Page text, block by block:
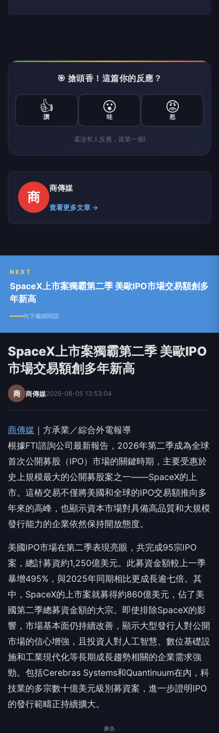
🎯 搶頭香！這篇你的反應？
👍
讚
😮
哇
😡
怒
還沒有人反應，當第一個!
商
商傳媒
查看更多文章 →
NEXT
SpaceX上市案獨霸第二季 美歐IPO市場交易額創多
年新高
向下繼續閱讀
SpaceX上市案獨霸第二季 美歐IPO
市場交易額創多年新高
商 商傳媒2026-08-05 13:53:04
商傳媒 ｜方承業／綜合外電報導
根據FTI諮詢公司最新報告，2026年第二季成為全球
首次公開募股（IPO）市場的關鍵時期，主要受惠於
史上規模最大的公開募股案之一——SpaceX的上
市。這樁交易不僅將美國和全球的IPO交易額推向多
年來的高峰，也顯示資本市場對具備高品質和大規模
發行能力的企業依然保持開放態度。
美國IPO市場在第二季表現亮眼，共完成95宗IPO
案，總計募資約1,250億美元。此募資金額較上一季
暴增495%，與2025年同期相比更成長逾七倍。其
中，SpaceX的上市案就募得約860億美元，佔了美
國第二季總募資金額的大宗。即使排除SpaceX的影
響，市場基本面仍持續改善，顯示大型發行人對公開
市場的信心增強，且投資人對人工智慧、數位基礎設
施和工業現代化等長期成長趨勢相關的企業需求強
勁。包括Cerebras Systems和Quantinuum在內，科
技業的多宗數十億美元級別募資案，進一步證明IPO
的發行範疇正持續擴大。
廣告